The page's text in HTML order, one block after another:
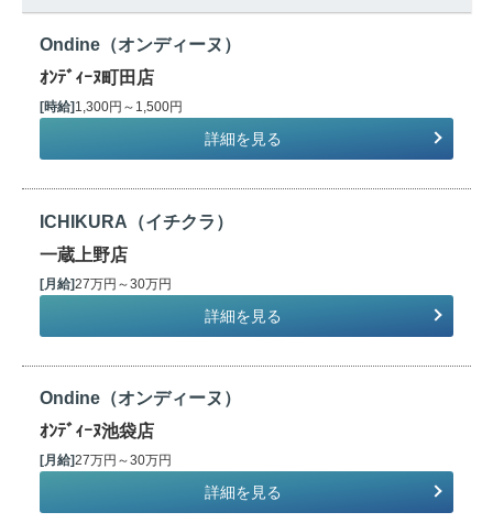
Ondine（オンディーヌ）
ｵﾝﾃﾞｨｰﾇ町田店
[時給] 1,300円～1,500円
詳細を見る
ICHIKURA（イチクラ）
一蔵上野店
[月給]27万円～30万円
詳細を見る
Ondine（オンディーヌ）
ｵﾝﾃﾞｨｰﾇ池袋店
[月給]27万円～30万円
詳細を見る